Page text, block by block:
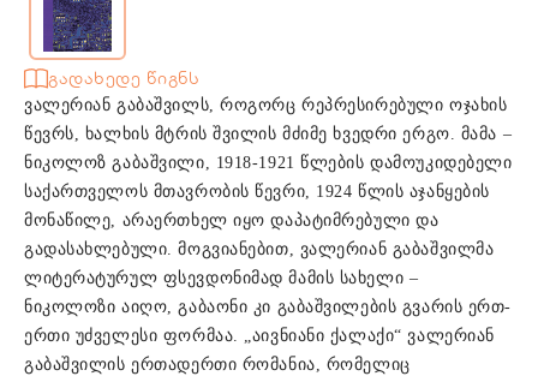
ვალერიან გაბაშვილს, როგორც რეპრესირებული ოჯახის
წევრს, ხალხის მტრის შვილის მძიმე ხვედრი ერგო. მამა –
ნიკოლოზ გაბაშვილი, 1918-1921 წლების დამოუკიდებელი
საქართველოს მთავრობის წევრი, 1924 წლის აჯანყების
მონაწილე, არაერთხელ იყო დაპატიმრებული და
გადასახლებული. მოგვიანებით, ვალერიან გაბაშვილმა
ლიტერატურულ ფსევდონიმად მამის სახელი –
ნიკოლოზი აიღო, გაბაონი კი გაბაშვილების გვარის ერთ-
ერთი უძველესი ფორმაა. „აივნიანი ქალაქი“ ვალერიან
გაბაშვილის ერთადერთი რომანია, რომელიც
გადახედე წიგნს